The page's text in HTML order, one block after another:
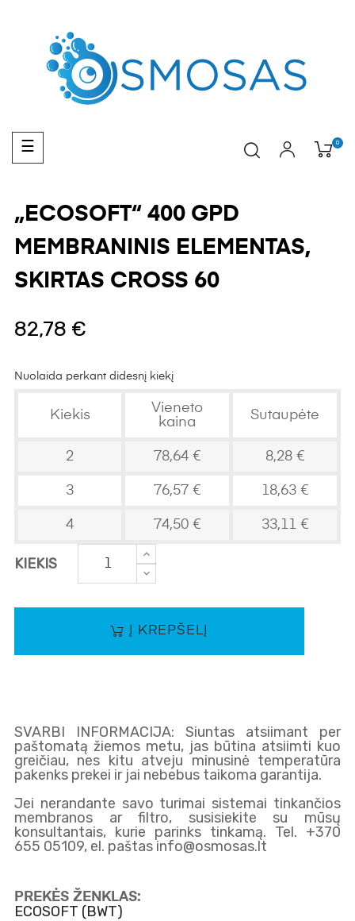
Toggle
navigation
☰ 0
„ECOSOFT“ 400 GPD
MEMBRANINIS ELEMENTAS,
SKIRTAS CROSS 60
82,78 €
Nuolaida perkant didesnį kiekį
Kiekis
Vieneto
kaina
Sutaupėte
2 78,64 € 8,28 €
3 76,57 € 18,63 €
4 74,50 € 33,11 €
KIEKIS
Į KREPŠELĮ
SVARBI INFORMACIJA: Siuntas atsiimant per
paštomatą žiemos metu, jas būtina atsiimti kuo
greičiau, nes kitu atveju minusinė temperatūra
pakenks prekei ir jai nebebus taikoma garantija.
Jei nerandante savo turimai sistemai tinkančios
membranos ar filtro, susisiekite su mūsų
konsultantais, kurie parinks tinkamą. Tel. +370
655 05109, el. paštas info@osmosas.lt
PREKĖS ŽENKLAS:
ECOSOFT (BWT)